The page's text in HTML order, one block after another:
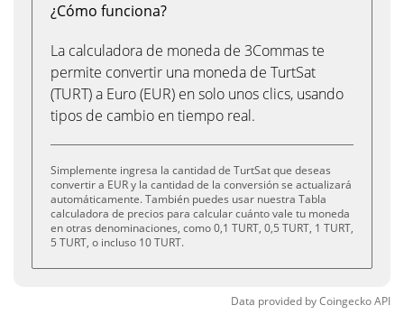
¿Cómo funciona?
La calculadora de moneda de 3Commas te
permite convertir una moneda de TurtSat
(TURT) a Euro (EUR) en solo unos clics, usando
tipos de cambio en tiempo real.
Simplemente ingresa la cantidad de TurtSat que deseas
convertir a EUR y la cantidad de la conversión se actualizará
automáticamente. También puedes usar nuestra Tabla
calculadora de precios para calcular cuánto vale tu moneda
en otras denominaciones, como 0,1 TURT, 0,5 TURT, 1 TURT,
5 TURT, o incluso 10 TURT.
Data provided byCoingeckoAPI